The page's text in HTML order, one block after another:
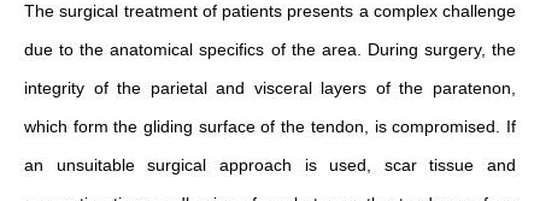
The surgical treatment of patients presents a complex challenge
due to the anatomical specifics of the area. During surgery, the
integrity of the parietal and visceral layers of the paratenon,
which form the gliding surface of the tendon, is compromised. If
an unsuitable surgical approach is used, scar tissue and